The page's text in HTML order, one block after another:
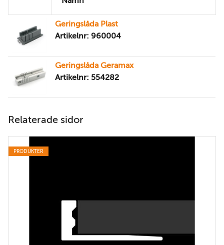
Geringslåda Plast
Artikelnr: 960004
Geringslåda Geramax
Artikelnr: 554282
Relaterade sidor
PRODUKTER